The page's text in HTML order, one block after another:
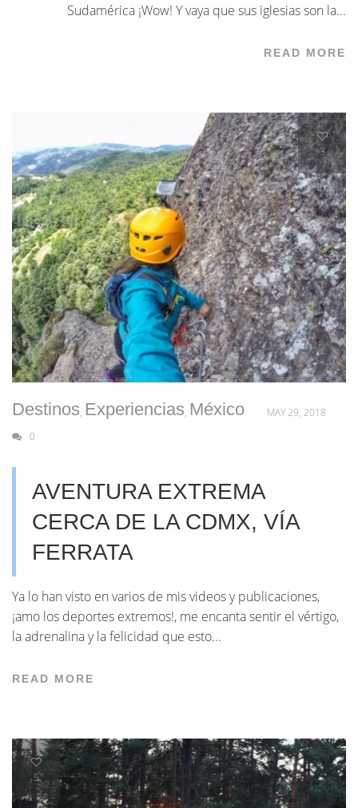
Sudamérica ¡Wow! Y vaya que sus iglesias son la...
READ MORE
3
Destinos, Experiencias, México
MAY 29, 2018
0
AVENTURA EXTREMA
CERCA DE LA CDMX, VÍA
FERRATA
Ya lo han visto en varios de mis videos y publicaciones,
¡amo los deportes extremos!, me encanta sentir el vértigo,
la adrenalina y la felicidad que esto...
READ MORE
5